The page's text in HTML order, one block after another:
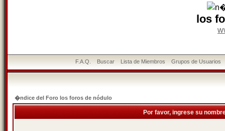
los
F.A.Q. Buscar Lista de Miembros Grupos de Usuarios
�ndice del Foro los foros de nódulo
Por favor, ingrese su